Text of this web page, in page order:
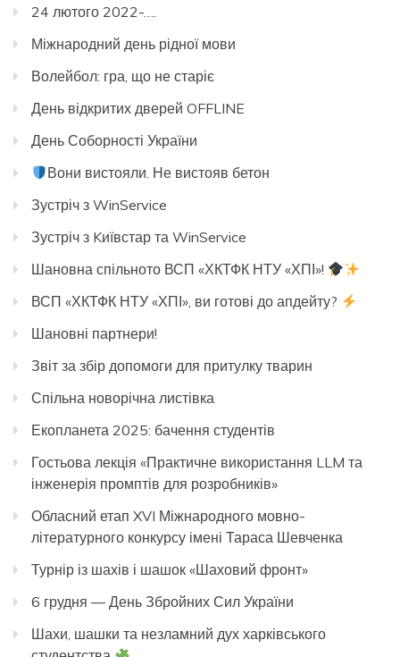
24 лютого 2022-….
Міжнародний день рідної мови
Волейбол: гра, що не старіє
День відкритих дверей OFFLINE
День Соборності України
Вони вистояли. Не вистояв бетон
Зустріч з WinService
Зустріч з Kиївстар та WinService
Шановна спільното ВСП «ХКТФК НТУ «ХПІ»!
ВСП «ХКТФК НТУ «ХПІ», ви готові до апдейту?
Шановні партнери!
Звіт за збір допомоги для притулку тварин
Спільна новорічна листівка
Екопланета 2025: бачення студентів
Гостьова лекція «Практичне використання LLM та
інженерія промптів для розробників»
Обласний етап XVI Міжнародного мовно-
літературного конкурсу імені Тараса Шевченка
Турнір із шахів і шашок «Шаховий фронт»
6 грудня — День Збройних Сил України
Шахи, шашки та незламний дух харківського